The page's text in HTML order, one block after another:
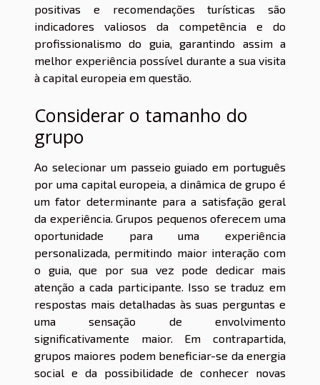
positivas e recomendações turísticas são
indicadores valiosos da competência e do
profissionalismo do guia, garantindo assim a
melhor experiência possível durante a sua visita
à capital europeia em questão.
Considerar o tamanho do
grupo
Ao selecionar um passeio guiado em português
por uma capital europeia, a dinâmica de grupo é
um fator determinante para a satisfação geral
da experiência. Grupos pequenos oferecem uma
oportunidade para uma experiência
personalizada, permitindo maior interação com
o guia, que por sua vez pode dedicar mais
atenção a cada participante. Isso se traduz em
respostas mais detalhadas às suas perguntas e
uma sensação de envolvimento
significativamente maior. Em contrapartida,
grupos maiores podem beneficiar-se da energia
social e da possibilidade de conhecer novas